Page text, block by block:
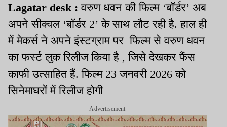
Lagatar desk : वरुण धवन की फिल्म ‘बॉर्डर’ अब
अपने सीक्वल ‘बॉर्डर 2’ के साथ लौट रही है. हाल ही
में मेकर्स ने अपने इंस्टग्राम पर फिल्म से वरुण धवन
का फर्स्ट लुक रिलीज किया है , जिसे देखकर फैंस
काफी उत्साहित हैं. फिल्म 23 जनवरी 2026 को
सिनेमाघरों में रिलीज होगी
Advertisement